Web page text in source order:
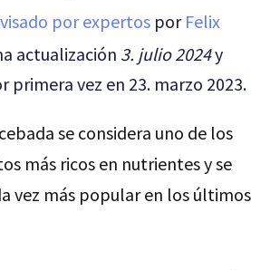
por expertos por Felix
actualización 3. julio 2024y
primera vez en 23. marzo 2023.
se considera uno de los
más ricos en nutrientes y se
vez más popular en los últimos